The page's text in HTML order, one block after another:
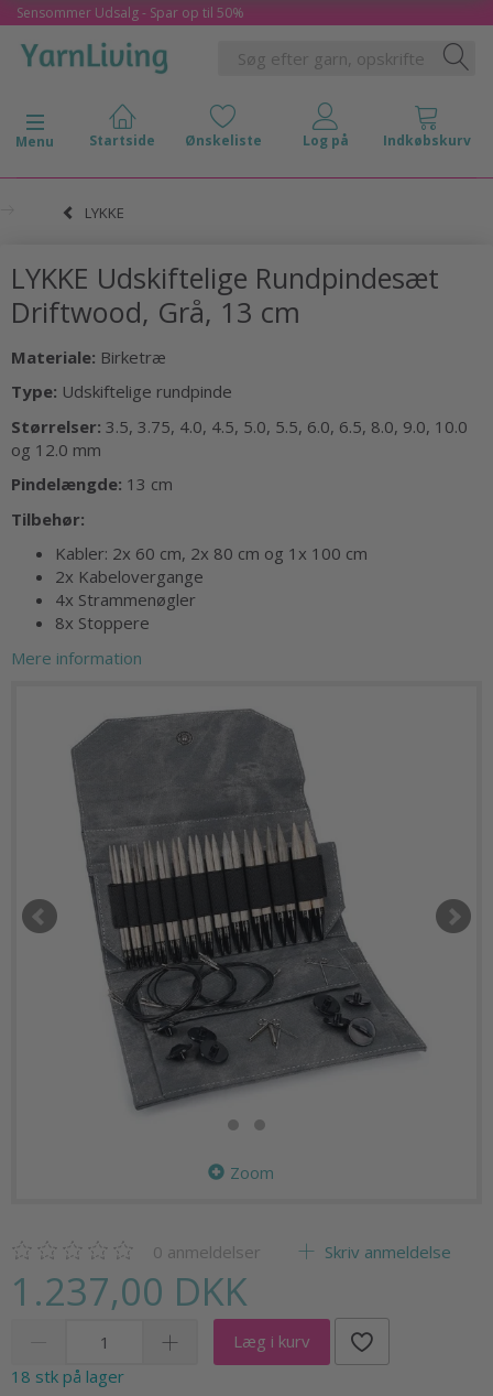
Sensommer Udsalg - Spar op til 50%
Skifte navigation
Menu
LYKKE
LYKKE Udskiftelige Rundpindesæt
Driftwood, Grå, 13 cm
Materiale: Birketræ
Type: Udskiftelige rundpinde
Størrelser: 3.5, 3.75, 4.0, 4.5, 5.0, 5.5, 6.0, 6.5, 8.0, 9.0, 10.0
og 12.0 mm
Pindelængde: 13 cm
Tilbehør:
Kabler: 2x 60 cm, 2x 80 cm og 1x 100 cm
2x Kabelovergange
4x Strammenøgler
8x Stoppere
Mere information
Zoom
0 anmeldelser Skriv anmeldelse
1.237,00 DKK
Læg i kurv
18 stk på lager